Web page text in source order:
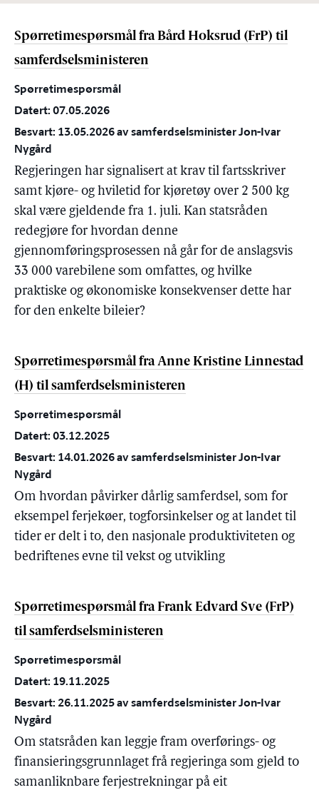
Spørretimespørsmål fra Bård Hoksrud (FrP) til
samferdselsministeren
Spørretimespørsmål
Datert: 07.05.2026
Besvart: 13.05.2026 av samferdselsminister Jon-Ivar
Nygård
Regjeringen har signalisert at krav til fartsskriver
samt kjøre- og hviletid for kjøretøy over 2 500 kg
skal være gjeldende fra 1. juli. Kan statsråden
redegjøre for hvordan denne
gjennomføringsprosessen nå går for de anslagsvis
33 000 varebilene som omfattes, og hvilke
praktiske og økonomiske konsekvenser dette har
for den enkelte bileier?
Spørretimespørsmål fra Anne Kristine Linnestad
(H) til samferdselsministeren
Spørretimespørsmål
Datert: 03.12.2025
Besvart: 14.01.2026 av samferdselsminister Jon-Ivar
Nygård
Om hvordan påvirker dårlig samferdsel, som for
eksempel ferjekøer, togforsinkelser og at landet til
tider er delt i to, den nasjonale produktiviteten og
bedriftenes evne til vekst og utvikling
Spørretimespørsmål fra Frank Edvard Sve (FrP)
til samferdselsministeren
Spørretimespørsmål
Datert: 19.11.2025
Besvart: 26.11.2025 av samferdselsminister Jon-Ivar
Nygård
Om statsråden kan leggje fram overførings- og
finansieringsgrunnlaget frå regjeringa som gjeld to
samanliknbare ferjestrekningar på eit